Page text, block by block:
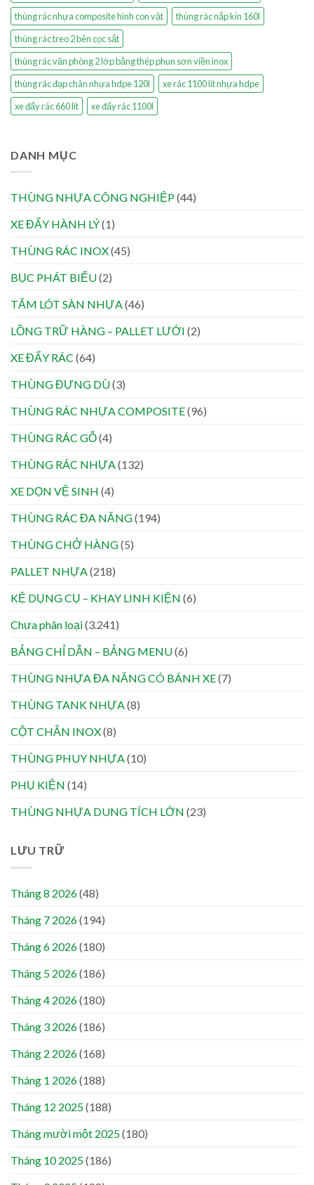
thùng rác nhựa composite hình con vật
thùng rác nắp kín 160l
thùng rác treo 2 bên cọc sắt
thùng rác văn phòng 2 lớp bằng thép phun sơn viền inox
thùng rác đạp chân nhựa hdpe 120l
xe rác 1100 lít nhựa hdpe
xe đẩy rác 660 lít
xe đẩy rác 1100l
DANH MỤC
THÙNG NHỰA CÔNG NGHIỆP(44)
XE ĐẨY HÀNH LÝ(1)
THÙNG RÁC INOX(45)
BỤC PHÁT BIỂU(2)
TẤM LÓT SÀN NHỰA(46)
LỒNG TRỮ HÀNG – PALLET LƯỚI (2)
XE ĐẨY RÁC (64)
THÙNG ĐỰNG DÙ(3)
THÙNG RÁC NHỰA COMPOSITE(96)
THÙNG RÁC GỖ(4)
THÙNG RÁC NHỰA(132)
XE DỌN VỆ SINH (4)
THÙNG RÁC ĐA NĂNG(194)
THÙNG CHỞ HÀNG(5)
PALLET NHỰA(218)
KỆ DỤNG CỤ – KHAY LINH KIỆN (6)
Chưa phân loại(3.241)
BẢNG CHỈ DẪN – BẢNG MENU(6)
THÙNG NHỰA ĐA NĂNG CÓ BÁNH XE(7)
THÙNG TANK NHỰA(8)
CỘT CHẮN INOX(8)
THÙNG PHUY NHỰA(10)
PHỤ KIỆN (14)
THÙNG NHỰA DUNG TÍCH LỚN (23)
LƯU TRỮ
Tháng 8 2026(48)
Tháng 7 2026(194)
Tháng 6 2026(180)
Tháng 5 2026(186)
Tháng 4 2026(180)
Tháng 3 2026(186)
Tháng 2 2026(168)
Tháng 1 2026(188)
Tháng 12 2025(188)
Tháng mười một 2025(180)
Tháng 10 2025(186)